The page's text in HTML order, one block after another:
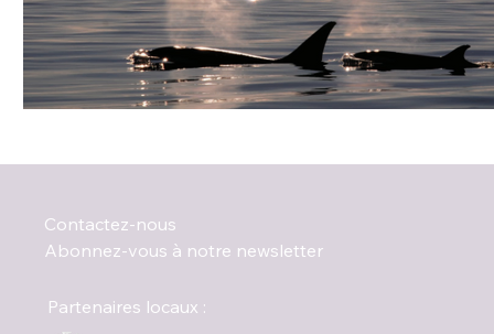
Contactez-nous
Abonnez-vous à notre newsletter
Partenaires locaux :